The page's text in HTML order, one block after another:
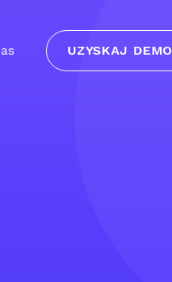
UZYSKAJ DEMO